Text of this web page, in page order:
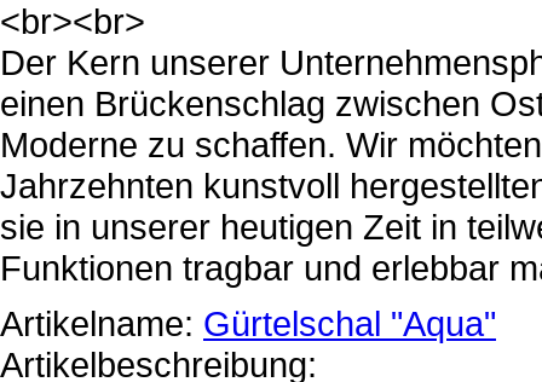
<br><br>
Der Kern unserer
einen Brückenschlag zwischen
Moderne zu schaffen. Wir
Jahrzehnten kunstvoll
sie in unserer heutigen Zeit in
Funktionen tragbar und erlebbar
Artikelname: Gürtelschal "Aqua"
Artikelbeschreibung: